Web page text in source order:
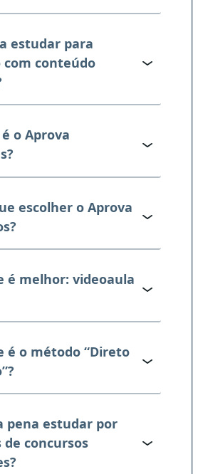
estudar para
com conteúdo
o Aprova
escolher o Aprova
é melhor: videoaula
é o método “Direto
pena estudar por
concursos